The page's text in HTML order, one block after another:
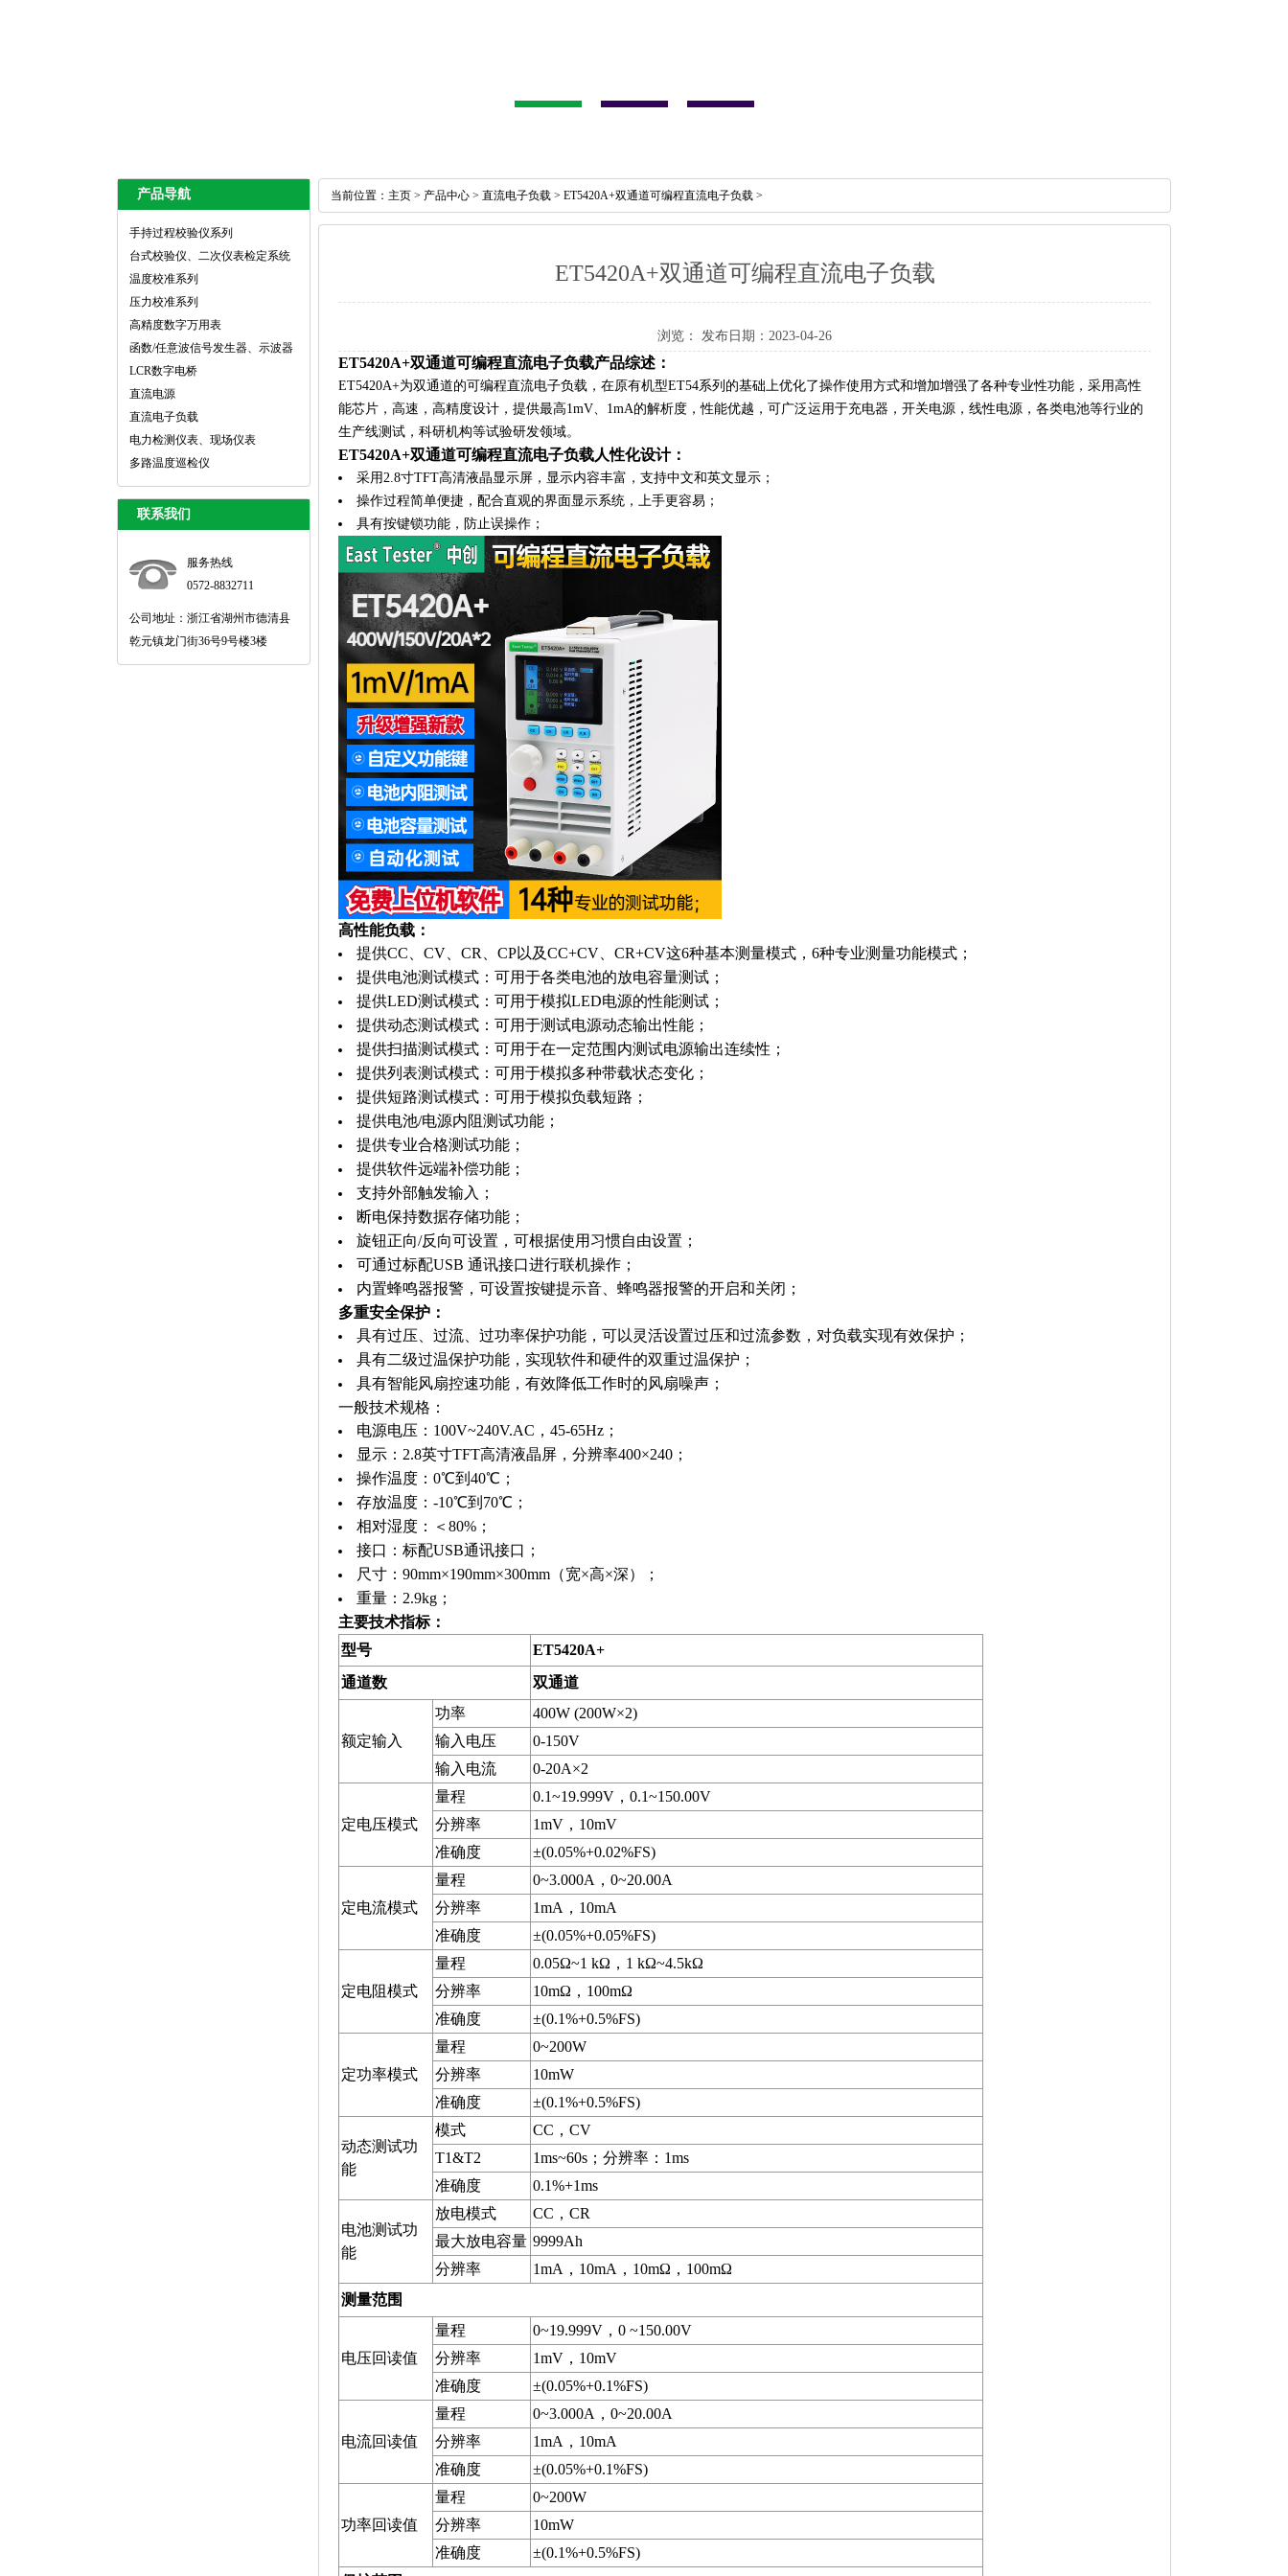
产品导航
手持过程校验仪系列
台式校验仪、二次仪表检定系统
温度校准系列
压力校准系列
高精度数字万用表
函数/任意波信号发生器、示波器
LCR数字电桥
直流电源
直流电子负载
电力检测仪表、现场仪表
多路温度巡检仪
联系我们
服务热线
0572-8832711
公司地址：浙江省湖州市德清县
乾元镇龙门街36号9号楼3楼
当前位置： 主页 > 产品中心 > 直流电子负载 > ET5420A+双通道可编程直流电子负载 >
ET5420A+双通道可编程直流电子负载
浏览： 发布日期：2023-04-26
ET5420A+双通道可编程直流电子负载产品综述：
ET5420A+为双通道的可编程直流电子负载，在原有机型ET54系列的基础上优化了操作使用方式和增加增强了各种专业性功能，采用高性
能芯片，高速，高精度设计，提供最高1mV、1mA的解析度，性能优越，可广泛运用于充电器，开关电源，线性电源，各类电池等行业的
生产线测试，科研机构等试验研发领域。
ET5420A+双通道可编程直流电子负载人性化设计：
采用2.8寸TFT高清液晶显示屏，显示内容丰富，支持中文和英文显示；
操作过程简单便捷，配合直观的界面显示系统，上手更容易；
具有按键锁功能，防止误操作；
高性能负载：
提供CC、CV、CR、CP以及CC+CV、CR+CV这6种基本测量模式，6种专业测量功能模式；
提供电池测试模式：可用于各类电池的放电容量测试；
提供LED测试模式：可用于模拟LED电源的性能测试；
提供动态测试模式：可用于测试电源动态输出性能；
提供扫描测试模式：可用于在一定范围内测试电源输出连续性；
提供列表测试模式：可用于模拟多种带载状态变化；
提供短路测试模式：可用于模拟负载短路；
提供电池/电源内阻测试功能；
提供专业合格测试功能；
提供软件远端补偿功能；
支持外部触发输入；
断电保持数据存储功能；
旋钮正向/反向可设置，可根据使用习惯自由设置；
可通过标配USB 通讯接口进行联机操作；
内置蜂鸣器报警，可设置按键提示音、蜂鸣器报警的开启和关闭；
多重安全保护：
具有过压、过流、过功率保护功能，可以灵活设置过压和过流参数，对负载实现有效保护；
具有二级过温保护功能，实现软件和硬件的双重过温保护；
具有智能风扇控速功能，有效降低工作时的风扇噪声；
一般技术规格：
电源电压：100V~240V.AC，45-65Hz；
显示：2.8英寸TFT高清液晶屏，分辨率400×240；
操作温度：0℃到40℃；
存放温度：-10℃到70℃；
相对湿度：＜80%；
接口：标配USB通讯接口；
尺寸：90mm×190mm×300mm（宽×高×深）；
重量：2.9kg；
主要技术指标：
型号
ET5420A+
通道数
双通道
额定输入
功率
400W (200W×2)
输入电压
0-150V
输入电流
0-20A×2
定电压模式
量程
0.1~19.999V，0.1~150.00V
分辨率
1mV，10mV
准确度
±(0.05%+0.02%FS)
定电流模式
量程
0~3.000A，0~20.00A
分辨率
1mA，10mA
准确度
±(0.05%+0.05%FS)
定电阻模式
量程
0.05Ω~1 kΩ，1 kΩ~4.5kΩ
分辨率
10mΩ，100mΩ
准确度
±(0.1%+0.5%FS)
定功率模式
量程
0~200W
分辨率
10mW
准确度
±(0.1%+0.5%FS)
动态测试功
能
模式
CC，CV
T1&T2
1ms~60s；分辨率：1ms
准确度
0.1%+1ms
电池测试功
能
放电模式
CC，CR
最大放电容量 9999Ah
分辨率
1mA，10mA，10mΩ，100mΩ
测量范围
电压回读值
量程
0~19.999V，0 ~150.00V
分辨率
1mV，10mV
准确度
±(0.05%+0.1%FS)
电流回读值
量程
0~3.000A，0~20.00A
分辨率
1mA，10mA
准确度
±(0.05%+0.1%FS)
功率回读值
量程
0~200W
分辨率
10mW
准确度
±(0.1%+0.5%FS)